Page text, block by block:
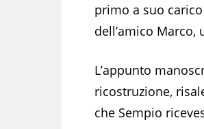
primo a suo
dell’amico Marco,
L’appunto
ricostruzione,
che Sempio